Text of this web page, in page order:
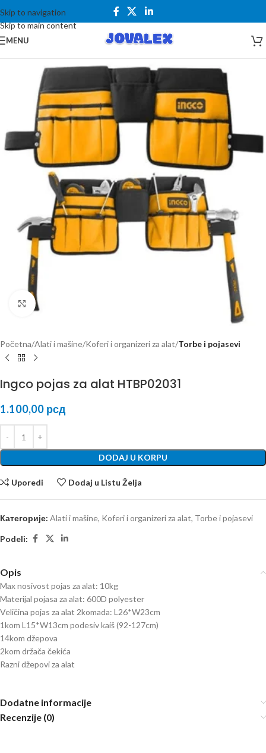
Skip to navigation
Skip to main content
MENU
Kliknite za uvećanje
Početna Alati i mašine Koferi i organizeri za alat Torbe i pojasevi
Ingco pojas za alat HTBP02031
1.100,00 рсд
DODAJ U KORPU
Uporedi Dodaj u Listu Želja
Категорије: Alati i mašine, Koferi i organizeri za alat, Torbe i pojasevi
Podeli:
Opis
Max nosivost pojas za alat: 10kg
Materijal pojasa za alat: 600D polyester
Veličina pojas za alat 2komada: L26*W23cm
1kom L15*W13cm podesiv kaiš (92-127cm)
14kom džepova
2kom držača čekića
Razni džepovi za alat
Dodatne informacije
Recenzije (0)